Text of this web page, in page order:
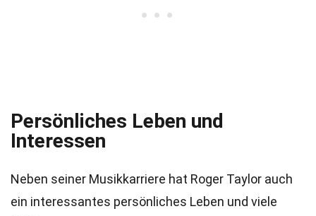
Persönliches Leben und
Interessen
Neben seiner Musikkarriere hat Roger Taylor auch
ein interessantes persönliches Leben und viele